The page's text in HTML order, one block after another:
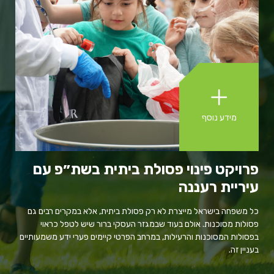
מידע נוסף
פרויקט פינוי פסולת ביתית בשת״פ עם
עיריית רעננה
כל משפחה בישראל מייצרת לא רק פסולת ביתית, אלא במקרים רבים גם
פסולות מסוכנות. אולם בעוד שבמגזר העסקי ברור שיש לטפל כראוי
בפסולות המסוכנות והרעילות, במרחב הפרטי קיימים פערי ידע משמעותיים
בעניין זה.